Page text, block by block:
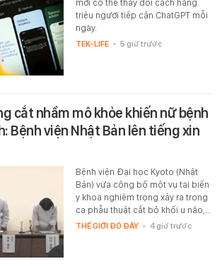
mới có thể thay đổi cách hàng
triệu người tiếp cận ChatGPT mỗi
ngày.
TEK-LIFE - 5 giờ trước
cắt nhầm mô khỏe khiến nữ bệnh
Bệnh viện Nhật Bản lên tiếng xin
Bệnh viện Đại học Kyoto (Nhật
Bản) vừa công bố một vụ tai biến
y khoa nghiêm trọng xảy ra trong
ca phẫu thuật cắt bỏ khối u não,…
THẾ GIỚI ĐÓ ĐÂY - 4 giờ trước